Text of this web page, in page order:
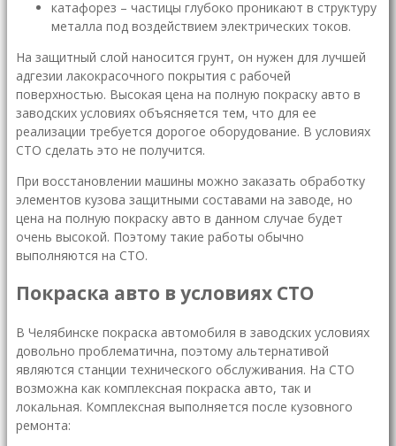
катафорез – частицы глубоко проникают в структуру
металла под воздействием электрических токов.
На защитный слой наносится грунт, он нужен для лучшей
адгезии лакокрасочного покрытия с рабочей
поверхностью. Высокая цена на полную покраску авто в
заводских условиях объясняется тем, что для ее
реализации требуется дорогое оборудование. В условиях
СТО сделать это не получится.
При восстановлении машины можно заказать обработку
элементов кузова защитными составами на заводе, но
цена на полную покраску авто в данном случае будет
очень высокой. Поэтому такие работы обычно
выполняются на СТО.
Покраска авто в условиях СТО
В Челябинске покраска автомобиля в заводских условиях
довольно проблематична, поэтому альтернативой
являются станции технического обслуживания. На СТО
возможна как комплексная покраска авто, так и
локальная. Комплексная выполняется после кузовного
ремонта: